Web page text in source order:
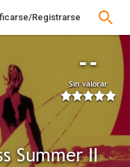
Registrarse
--
Sin valorar
Summer II